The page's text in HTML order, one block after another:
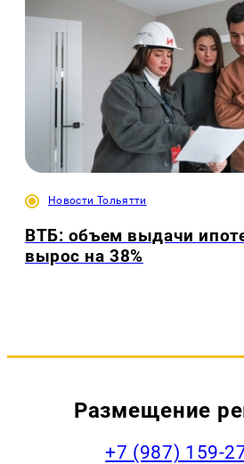
Новости Тольятти
ВТБ: объем выдачи
вырос на 38%
Размещение
+7 (987) 159-